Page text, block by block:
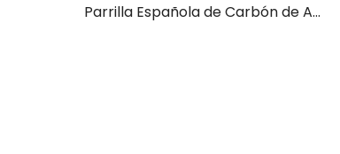
Parrilla Española de Carbón de Acero Inoxidable